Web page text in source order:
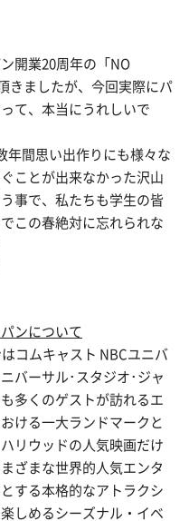
開業20周年の「NO
きましたが、今回実際にパ
て、本当にうれしいで
年間思い出作りにも様々な
ことが出来なかった沢山
事で、私たちも学生の皆
この春絶対に忘れられな
ンについて
コムキャスト NBCユニバ
バーサル･スタジオ･ジャ
多くのゲストが訪れるエ
ける一大ランドマークと
リウッドの人気映画だけ
ざまな世界的人気エンタ
する本格的なアトラクシ
しめるシーズナル・イベ